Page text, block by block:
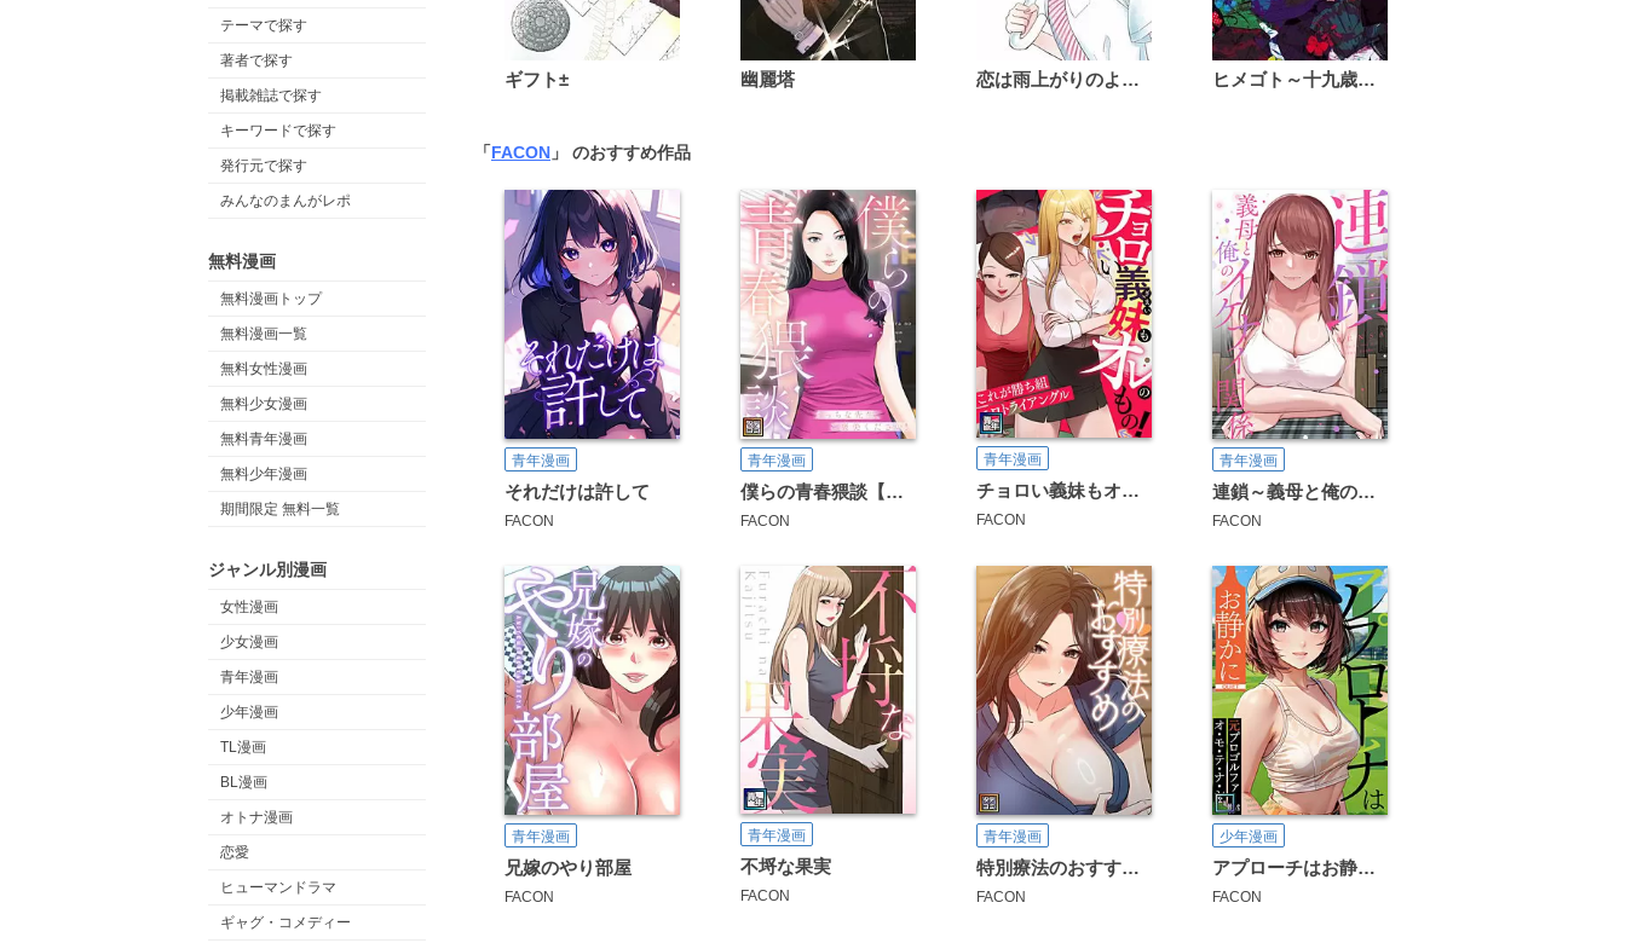
テーマで探す
著者で探す
掲載雑誌で探す
キーワードで探す
発行元で探す
みんなのまんがレポ
無料漫画
無料漫画トップ
無料漫画一覧
無料女性漫画
無料少女漫画
無料青年漫画
無料少年漫画
期間限定 無料一覧
ジャンル別漫画
女性漫画
少女漫画
青年漫画
少年漫画
TL漫画
BL漫画
オトナ漫画
恋愛
ヒューマンドラマ
ギャグ・コメディー
ギフト± 幽麗塔 恋は雨上がりのように ヒメゴト～十九歳の制服～
「FACON 」 のおすすめ作品
青年漫画
それだけは許して
FACON
青年漫画
僕らの青春猥談【タテヨミ】
FACON
青年漫画
チョロい義妹もオレのもの！～これが勝ち組エロトライアングル
FACON
青年漫画
連鎖～義母と俺のイケナイ関係～
FACON
青年漫画
兄嫁のやり部屋
FACON
青年漫画
不埒な果実
FACON
青年漫画
特別療法のおすすめ【タテヨミ】
FACON
少年漫画
アプローチはお静かに～元プロゴルファーがオ・モ・テ・ナ・シ【全年齢版】
FACON